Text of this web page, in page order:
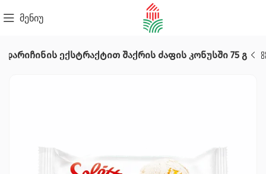
მენიუ
ექსტრაქტით შაქრის ძაფის კონუსში 75 გ